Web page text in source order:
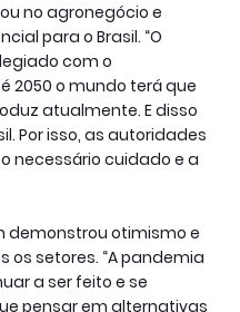
no agronegócio e
para o Brasil. “O
com o
2050 o mundo terá que
atualmente. E disso
Por isso, as autoridades
necessário cuidado e a
demonstrou otimismo e
os setores. “A pandemia
a ser feito e se
pensar em alternativas